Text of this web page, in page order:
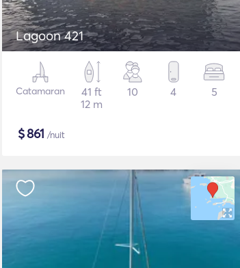
Lagoon 421
Catamaran
41 ft
12 m
10 4 5
$861 /nuit